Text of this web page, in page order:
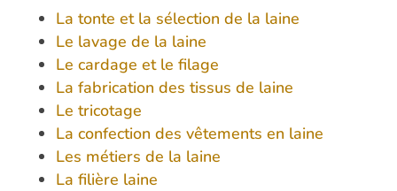
La tonte et la sélection de la laine
Le lavage de la laine
Le cardage et le filage
La fabrication des tissus de laine
Le tricotage
La confection des vêtements en laine
Les métiers de la laine
La filière laine